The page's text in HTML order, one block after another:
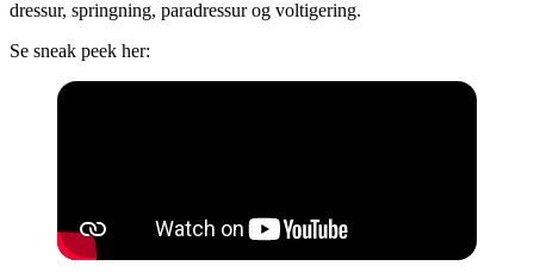
dressur, springning, paradressur og voltigering.
Se sneak peek her: